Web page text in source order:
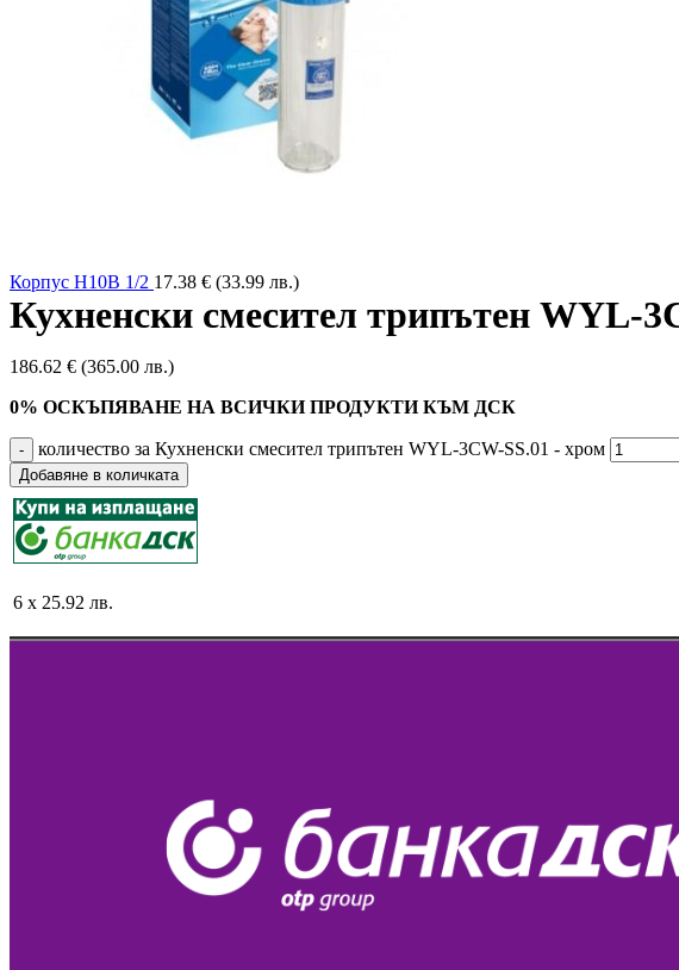
Корпус H10B 1/2 17.38 € (33.99 лв.)
Кухненски смесител трипътен WYL-
186.62 € (365.00 лв.)
0% ОСКЪПЯВАНЕ НА ВСИЧКИ ПРОДУКТИ КЪМ ДСК
количество за Кухненски смесител трипътен WYL-3CW-SS.01 - хром
Добавяне в количката
6 x 25.92 лв.